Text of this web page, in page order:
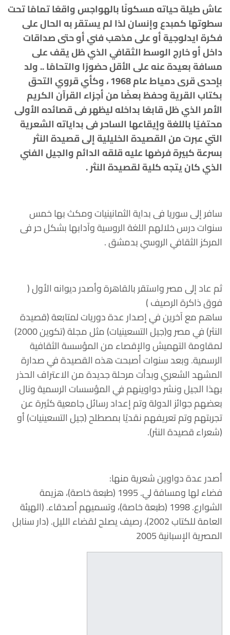
عاش طيلة حياته مسكونًا بالهواجس واقعًا تمامًا تحت
سطوتها كمبدع وإنسان لذا لم يستقر به الحال على
فكرة ايدلوجية أو على مذهب فني أو حتى صداقات
داخل أو خارج الوسط الثقافي الذي ظل يقف على
مسافة بعيدة عنه على الأقل حضورًا والتحامًا .. ولد
بإحدى قرى دمياط عام 1968 ، وكأي قروي التحق
بكتاب القرية وحفظ بعضًا من أجزاء القرآن الكريم
الأمر الذي ظل قابعًا بداخله ليظهر فى قصائده الأولى
محتفيًا باللغة وإيقاعها الساحر فى بداياته الشعرية
التي عبرت من القصيدة الخليلية إلى قصيدة النثر
بسرعة كبيرة فرضها عليه قلقه الدائم والجيل الفني
الذي كان يتجه كلية لقصيدة النثر .
سافر إلى سوريا فى بداية الثمانينيات ومكث بها خمس
سنوات درس خلالهم اللغة الروسية وآدابها بشكل حر فى
المركز الثقافي الروسي بدمشق .
ثم عاد إلى مصر واستقر بالقاهرة وأصدر ديوانه الأول (
فوق ذاكرة الرصيف )
ساهم مع آخرين في إصدار عدة دوريات لمتابعة (قصيدة
النثر) في مصر و(جيل التسعينيات) مثل مجلة (تكوين 2000)
لمقاومة التهميش والإقصاء من المؤسسة الثقافية
الرسمية. وبعد سنوات أصبحت هذه القصيدة في صدارة
المشهد الشعري وبدأت مرحلة جديدة من الاعتراف الحذر
بهذا الجيل ونشر دواوينهم في المؤسسات الرسمية ونال
بعضهم جوائز الدولة وتم إعداد رسائل جامعية كثيرة عن
تجربتهم وتم تعريفهم نقديًا بمصطلح (جيل التسعينيات) أو
(شعراء قصيدة النثر).
أصدر عدة دواوين شعرية منها:
فضاء لها ومسافة لي. 1995 (طبعة خاصة)، هزيمة
الشوارع. 1998 (طبعة خاصة)، وتسميهم أصدقاء. (الهيئة
العامة للكتاب 2002)، رصيف يصلح لقضاء الليل. (دار سنابل
المصرية الإسبانية 2005